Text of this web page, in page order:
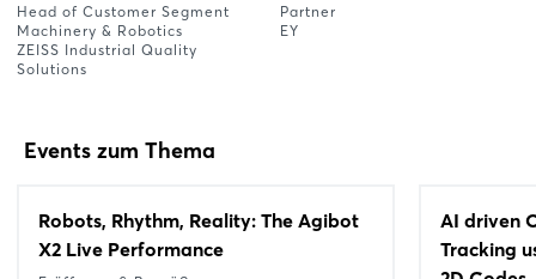
Head of Customer Segment
Machinery & Robotics
ZEISS Industrial Quality
Solutions
Partner
EY
Events zum Thema
Robots, Rhythm, Reality: The Agibot
X2 Live Performance
AI driven
Tracking